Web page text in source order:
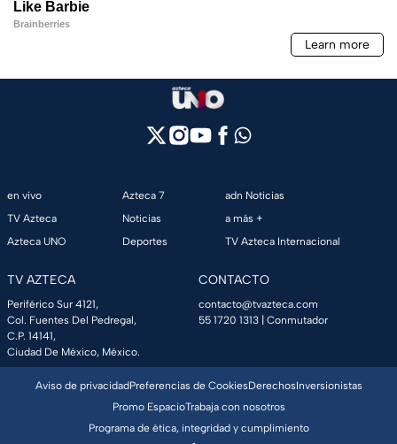
en vivo
TV Azteca
Azteca UNO
Azteca 7
Noticias
Deportes
adn Noticias
a más +
TV Azteca Internacional
TV AZTECA
Periférico Sur 4121,
Col. Fuentes Del Pedregal,
C.P. 14141,
Ciudad De México, México.
CONTACTO
contacto@tvazteca.com
55 1720 1313 | Conmutador
Aviso de privacidadPreferencias de CookiesDerechosInversionistas
Promo EspacioTrabaja con nosotros
Programa de ética, integridad y cumplimiento